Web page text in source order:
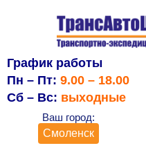
График работы
Пн – Пт: 9.00 – 18.00
Сб – Вс: выходные
Ваш город:
Смоленск